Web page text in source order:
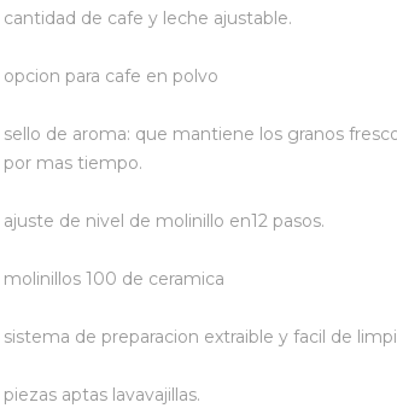
cantidad de cafe y leche ajustable.
opcion para cafe en polvo
sello de aroma: que mantiene los granos
por mas tiempo.
ajuste de nivel de molinillo en12 pasos.
molinillos 100 de ceramica
sistema de preparacion extraible y facil de
piezas aptas lavavajillas.